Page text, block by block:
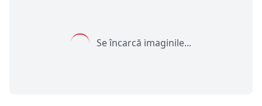
Se încarcă imaginile...